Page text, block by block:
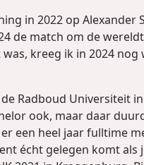
in 2022 op Alexander
de match om de
kreeg ik in 2024 nog
Radboud Universiteit
ook, maar daar
een heel jaar fulltime
écht gelegen komt als